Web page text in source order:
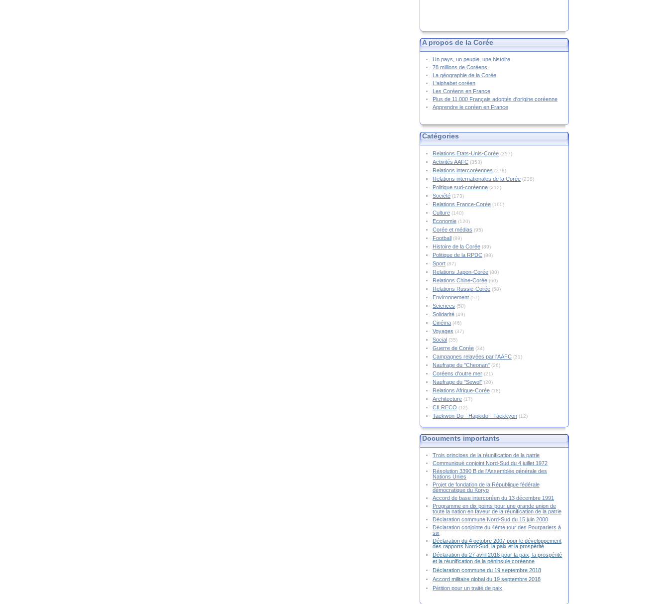
A propos de la Corée
Un pays, un peuple, une histoire
78 millions de Coréens
La géographie de la Corée
L'alphabet coréen
Les Coréens en France
Plus de 11.000 Français adoptés d'origine coréenne
Apprendre le coréen en France
Catégories
Relations Etats-Unis-Corée (357)
Activités AAFC (353)
Relations intercoréennes (278)
Relations internationales de la Corée (238)
Politique sud-coréenne (212)
Société (173)
Relations France-Corée (160)
Culture (140)
Economie (120)
Corée et médias (95)
Football (89)
Histoire de la Corée (89)
Politique de la RPDC (88)
Sport (87)
Relations Japon-Corée (80)
Relations Chine-Corée (60)
Relations Russie-Corée (58)
Environnement (57)
Sciences (50)
Solidarité (49)
Cinéma (46)
Voyages (37)
Social (35)
Guerre de Corée (34)
Campagnes relayées par l'AAFC (31)
Naufrage du "Cheonan" (26)
Coréens d'outre mer (21)
Naufrage du "Sewol" (20)
Relations Afrique-Corée (18)
Architecture (17)
CILRECO (12)
Taekwon-Do - Hapkido - Taekkyon (12)
Documents importants
Trois principes de la réunification de la patrie
Communiqué conjoint Nord-Sud du 4 juillet 1972
Résolution 3390 B de l'Assemblée générale des
Nations Unies
Projet de fondation de la République fédérale
démocratique du Koryo
Accord de base intercoréen du 13 décembre 1991
Programme en dix points pour une grande union de
toute la nation en faveur de la réunification de la patrie
Déclaration commune Nord-Sud du 15 juin 2000
Déclaration conjointe du 4ème tour des Pourparlers à
six
Déclaration du 4 octobre 2007 pour le développement
des rapports Nord-Sud, la paix et la prospérité
Déclaration du 27 avril 2018 pour la paix, la prospérité
et la réunification de la péninsule coréenne
Déclaration commune du 19 septembre 2018
Accord militaire global du 19 septembre 2018
Pétition pour un traité de paix